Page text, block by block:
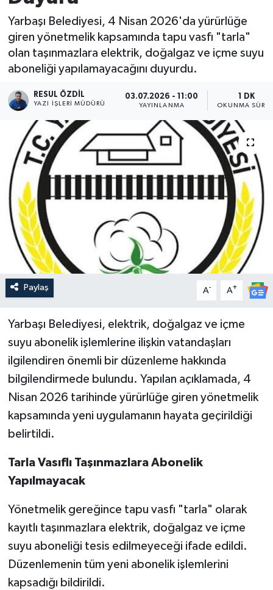
Yarbaşı Belediyesi, 4 Nisan 2026'da yürürlüğe
giren yönetmelik kapsamında tapu vasfı "tarla"
olan taşınmazlara elektrik, doğalgaz ve içme suyu
aboneliği yapılamayacağını duyurdu.
RESUL ÖZDIL
YAZI İŞLERI MÜDÜRÜ
03.07.2026 - 11:00
YAYINLANMA
1 DK
OKUNMA
Paylaş A- A+
Yarbaşı Belediyesi, elektrik, doğalgaz ve içme
suyu abonelik işlemlerine ilişkin vatandaşları
ilgilendiren önemli bir düzenleme hakkında
bilgilendirmede bulundu. Yapılan açıklamada, 4
Nisan 2026 tarihinde yürürlüğe giren yönetmelik
kapsamında yeni uygulamanın hayata geçirildiği
belirtildi.
Tarla Vasıflı Taşınmazlara Abonelik
Yapılmayacak
Yönetmelik gereğince tapu vasfı "tarla" olarak
kayıtlı taşınmazlara elektrik, doğalgaz ve içme
suyu aboneliği tesis edilmeyeceği ifade edildi.
Düzenlemenin tüm yeni abonelik işlemlerini
kapsadığı bildirildi.